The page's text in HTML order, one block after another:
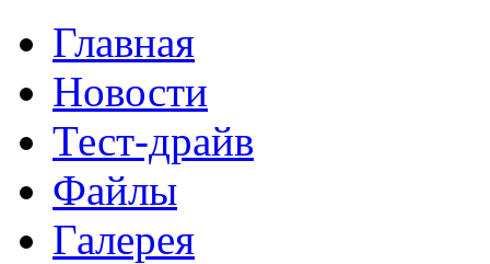
Главная
Новости
Тест-драйв
Файлы
Галерея